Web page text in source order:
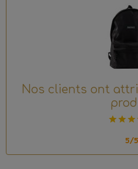
Nos clients ont
5/5